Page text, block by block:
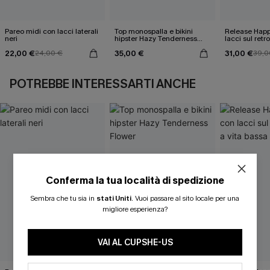
Pareo midi con lacci laterali
neri
22,00 €24,00 €
Top monospalla e bikini
hipster Hazy Tenderness
35,00 €
Release
lacci sul
31,00 €
POTREBBE INTERESSARTI ANCHE
Conferma la tua località di spedizione
Sembra che tu sia in stati Uniti. Vuoi passare al sito locale per una
migliore esperienza?
VAI AL CUPSHE-US
ISCRIVITI PER OTTENERE
20% DI SCONTO SU 2 O PIÙ ARTICOLI